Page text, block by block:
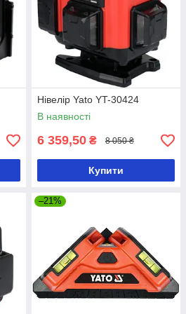
Нівелір Yato YT-30424
В наявності
6 359,50 ₴ 8 050 ₴
Купити
–21%